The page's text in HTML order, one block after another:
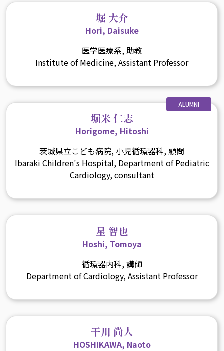
堀 大介
Hori, Daisuke
医学医療系, 助教
Institute of Medicine, Assistant Professor
ALUMNI
堀米 仁志
Horigome, Hitoshi
茨城県立こども病院, 小児循環器科, 顧問
Ibaraki Children's Hospital, Department of Pediatric
Cardiology, consultant
星 智也
Hoshi, Tomoya
循環器内科, 講師
Department of Cardiology, Assistant Professor
干川 尚人
HOSHIKAWA, Naoto